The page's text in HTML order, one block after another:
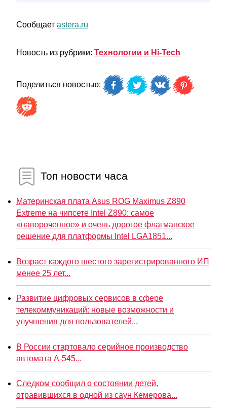
Сообщает astera.ru
Новость из рубрики: Технологии и Hi-Tech
Поделиться новостью:
Топ новости часа
Материнская плата Asus ROG Maximus Z890
Extreme на чипсете Intel Z890: самое
«навороченное» и очень дорогое флагманское
решение для платформы Intel LGA1851...
Возраст каждого шестого зарегистрированного ИП
менее 25 лет...
Развитие цифровых сервисов в сфере
телекоммуникаций: новые возможности и
улучшения для пользователей...
В России стартовало серийное производство
автомата А-545...
Следком сообщил о состоянии детей,
отравившихся в одной из саун Кемерова...